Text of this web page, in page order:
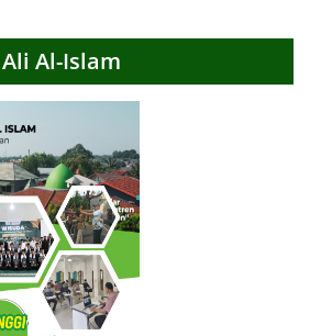
Ali Al-Islam